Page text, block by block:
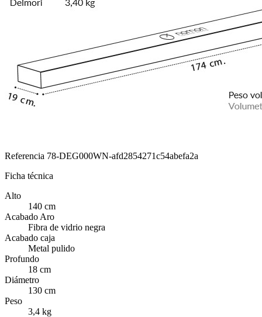
Referencia 78-DEG000WN-afd2854271c54abefa2a
Ficha técnica
Alto
140 cm
Acabado Aro
Fibra de vidrio negra
Acabado caja
Metal pulido
Profundo
18 cm
Diámetro
130 cm
Peso
3,4 kg